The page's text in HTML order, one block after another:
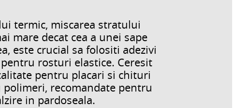
termic, miscarea stratului
mare decat cea a unei sape
este crucial sa folositi adezivi
rosturi elastice. Ceresit
pentru placari si chituri
recomandate pentru
in pardoseala.